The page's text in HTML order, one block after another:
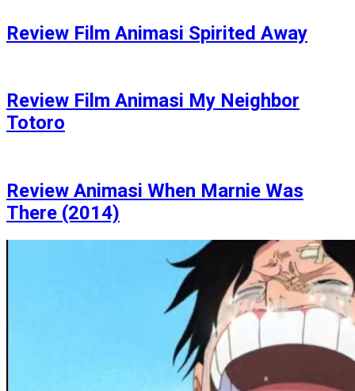
Review Film Animasi Spirited Away
Review Film Animasi My Neighbor
Totoro
Review Animasi When Marnie Was
There (2014)